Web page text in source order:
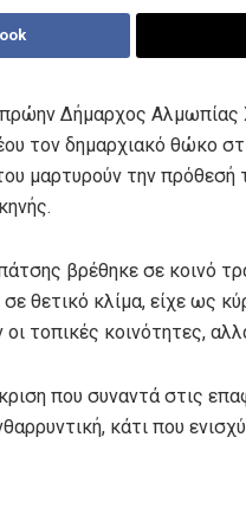
πρώην Δήμαρχος
τον δημαρχιακό θώκο
μαρτυρούν την
βρέθηκε σε κοινό
θετικό κλίμα, είχε ως
τοπικές κοινότητες,
που συναντά στις
κάτι που